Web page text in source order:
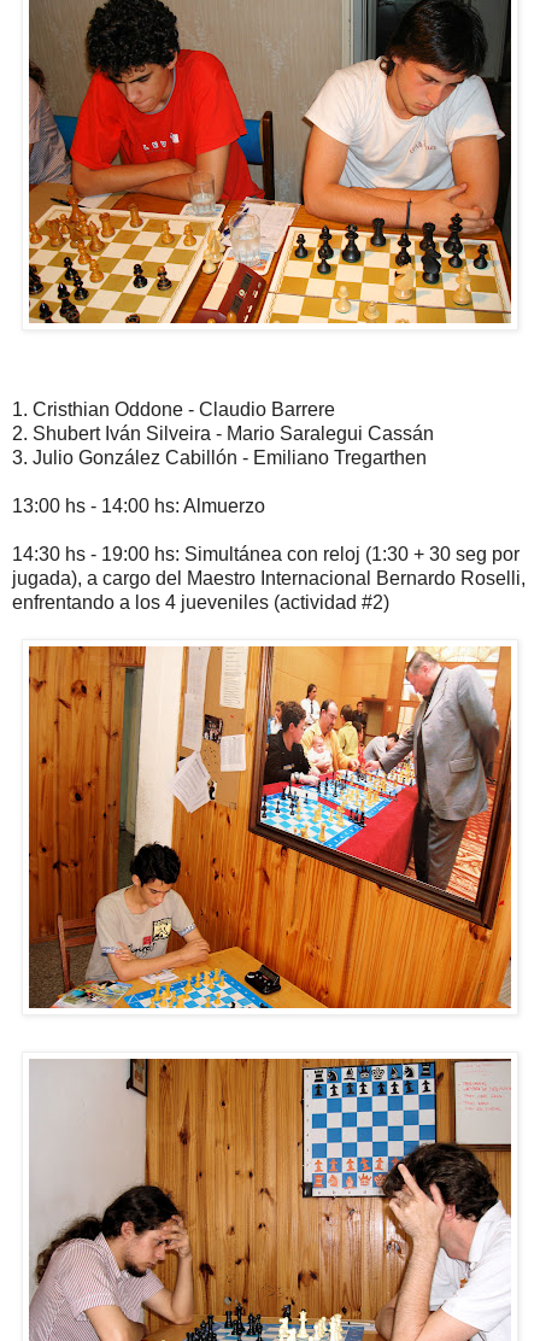
1. Cristhian Oddone - Claudio Barrere
2. Shubert Iván Silveira - Mario Saralegui Cassán
3. Julio González Cabillón - Emiliano Tregarthen
13:00 hs - 14:00 hs: Almuerzo
14:30 hs - 19:00 hs: Simultánea con reloj (1:30 + 30 seg por
jugada), a cargo del Maestro Internacional Bernardo Roselli,
enfrentando a los 4 jueveniles (actividad #2)